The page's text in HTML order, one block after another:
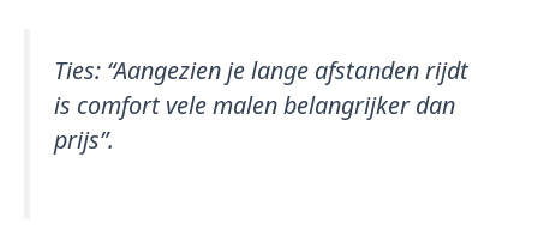
Ties: “Aangezien je lange afstanden rijdt
is comfort vele malen belangrijker dan
prijs”.